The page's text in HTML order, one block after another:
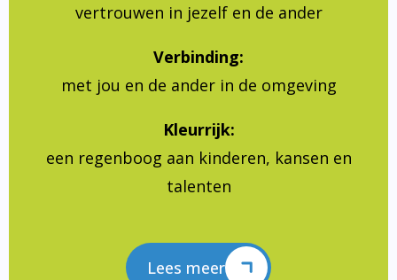
vertrouwen in jezelf en de ander
Verbinding:
met jou en de ander in de omgeving
Kleurrijk:
een regenboog aan kinderen, kansen en
talenten
Lees meer